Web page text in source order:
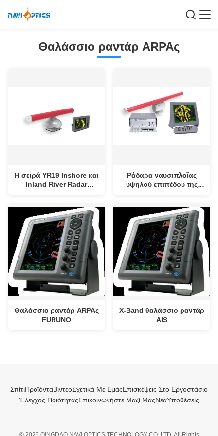
Θαλάσσιο ραντάρ ARPAς
Η σειρά YR19 Inshore και
Inland River Radar
Ράδαρα ναυσιπλοΐας
υψηλού επιπέδου της
Θαλάσσιο ραντάρ ARPAς
FURUNO
X-Band θαλάσσιο ραντάρ
AIS
ΣπίτιΠροϊόνταΒίντεοΣχετικά Με ΕμάςΕπισκέψεις Στο Εργοστάσιο
Έλεγχος ΠοιότηταςΕπικοινωνήστε Μαζί ΜαςΝέαΥποθέσεις
© 2026 QINGDAO NAVI OPTICS TECHNOLOGY CO.,LTD. All Rights